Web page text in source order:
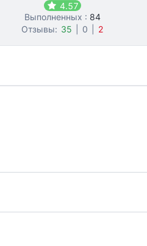
4.57
Выполненных : 84
Отзывы: 35 0 2